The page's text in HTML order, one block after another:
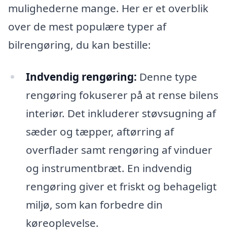
mulighederne mange. Her er et overblik
over de mest populære typer af
bilrengøring, du kan bestille:
Indvendig rengøring: Denne type
rengøring fokuserer på at rense bilens
interiør. Det inkluderer støvsugning af
sæder og tæpper, aftørring af
overflader samt rengøring af vinduer
og instrumentbræt. En indvendig
rengøring giver et friskt og behageligt
miljø, som kan forbedre din
køreoplevelse.